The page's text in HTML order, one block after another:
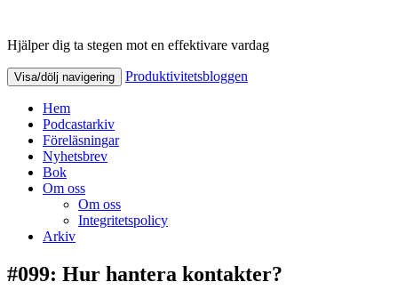
Produktivitetsbloggen
Hjälper dig ta stegen mot en effektivare vardag
Visa/dölj navigering Produktivitetsbloggen
Hem
Podcastarkiv
Föreläsningar
Nyhetsbrev
Bok
Om oss
Om oss
Integritetspolicy
Arkiv
#099: Hur hantera kontakter?